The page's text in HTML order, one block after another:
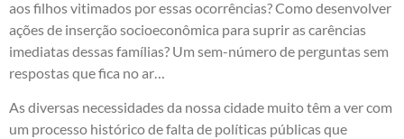
aos filhos vitimados por essas ocorrências? Como desenvolver
ações de inserção socioeconômica para suprir as carências
imediatas dessas famílias? Um sem-número de perguntas sem
respostas que fica no ar…
As diversas necessidades da nossa cidade muito têm a ver com
um processo histórico de falta de políticas públicas que